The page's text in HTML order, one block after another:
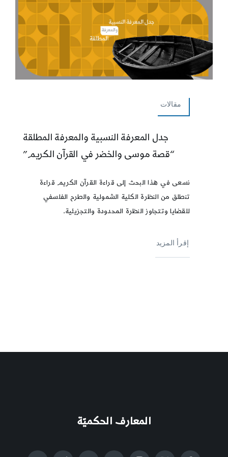
مقالات
جدل المعرفة النسبية والمعرفة المطلقة
“قصة موسى والخضر في القرآن الكريم”
نسعى في هذا البحث إلى قراءة القرآن الكريم قراءة
تنطلق من النظرة الكلية الشمولية والطرح الفلسفي
للقضايا وتتجاوز النظرة المحدودة والتجزيئية.
إقرأ المزيد
المعارف الحكميّة